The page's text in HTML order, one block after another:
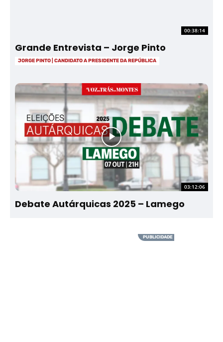
00:38:14
Grande Entrevista – Jorge Pinto
JORGE PINTO | CANDIDATO A PRESIDENTE DA REPÚBLICA
03:12:06
Debate Autárquicas 2025 – Lamego